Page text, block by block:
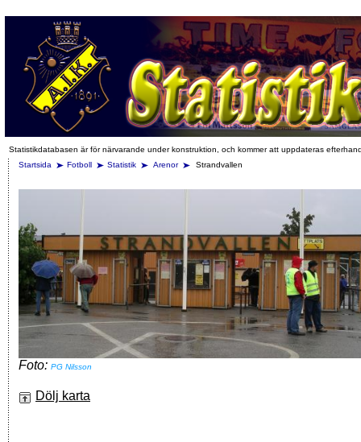
Statistikdatabasen är för närvarande under konstruktion, och kommer att uppdateras
Startsida
Fotboll Statistik Arenor Strandvallen
Foto: PG Nilsson
Dölj karta